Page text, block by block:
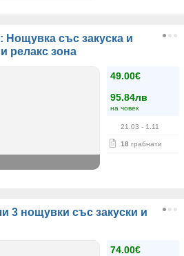
Нощувка със закуска и
релакс зона
49.00€
95.84лв
на човек
21.03 - 1.11
18 грабнати
3 нощувки със закуски и
74.00€